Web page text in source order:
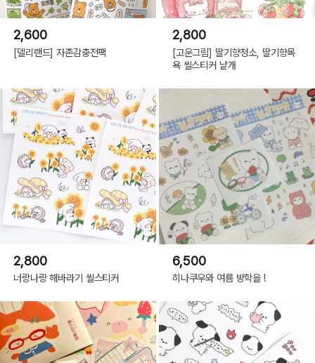
2,600
[델리랜드] 자존감충전팩
2,800
[고운그림] 딸기향청소, 딸기향목
욕 씰스티커 낱개
2,800
너랑나랑 해바라기 씰스티커
6,500
히나쿠우와 여름 방학을 !